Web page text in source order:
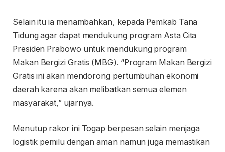
Selain itu ia menambahkan, kepada Pemkab Tana
Tidung agar dapat mendukung program Asta Cita
Presiden Prabowo untuk mendukung program
Makan Bergizi Gratis (MBG). “Program Makan Bergizi
Gratis ini akan mendorong pertumbuhan ekonomi
daerah karena akan melibatkan semua elemen
masyarakat,” ujarnya.
Menutup rakor ini Togap berpesan selain menjaga
logistik pemilu dengan aman namun juga memastikan